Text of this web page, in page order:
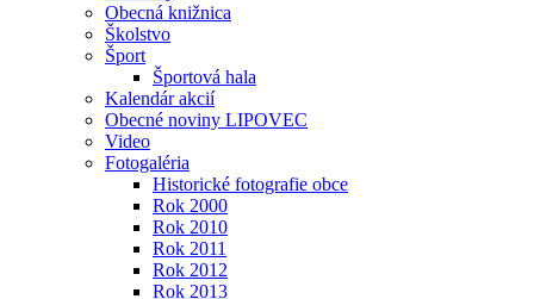
Obecná knižnica
Školstvo
Šport
Športová hala
Kalendár akcií
Obecné noviny LIPOVEC
Video
Fotogaléria
Historické fotografie obce
Rok 2000
Rok 2010
Rok 2011
Rok 2012
Rok 2013